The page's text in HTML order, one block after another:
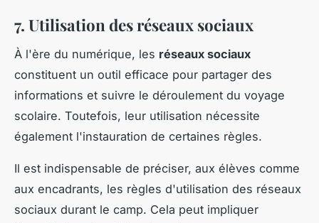
7. Utilisation des réseaux sociaux
À l'ère du numérique, les réseaux sociaux
constituent un outil efficace pour partager des
informations et suivre le déroulement du voyage
scolaire. Toutefois, leur utilisation nécessite
également l'instauration de certaines règles.
Il est indispensable de préciser, aux élèves comme
aux encadrants, les règles d'utilisation des réseaux
sociaux durant le camp. Cela peut impliquer